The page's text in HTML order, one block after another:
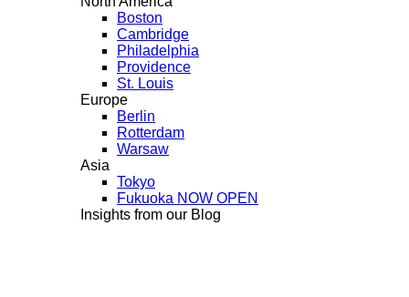
Boston
Cambridge
Philadelphia
Providence
St. Louis
Europe
Berlin
Rotterdam
Warsaw
Asia
Tokyo
Fukuoka NOW OPEN
Insights from our Blog